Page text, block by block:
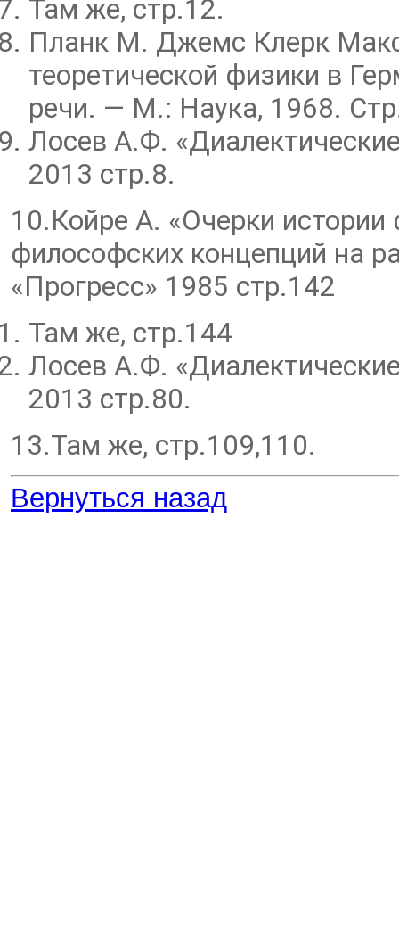
Там же, стр.12.
Планк М. Джемс Клерк
теоретической физики в
речи. — М.: Наука, 1968.
Лосев А.Ф.
2013 стр.8.
10.Койре А. «Очерки
философских концепций на
«Прогресс» 1985 стр.142
Там же, стр.144
Лосев А.Ф.
2013 стр.80.
13.Там же, стр.109,110.
Вернуться назад